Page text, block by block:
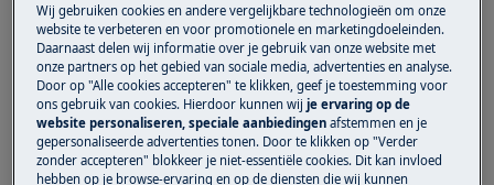
Wees altijd voorzichtig bij het verplaatsen van
apparaten. Voor zware apparaten is het het
Wij gebruiken cookies en andere vergelijkbare technologieën om onze
website te verbeteren en voor promotionele en marketingdoeleinden.
Daarnaast delen wij informatie over je gebruik van onze website met
onze partners op het gebied van sociale media, advertenties en analyse.
Door op "Alle cookies accepteren" te klikken, geef je toestemming voor
ons gebruik van cookies. Hierdoor kunnen wijje ervaring op de
website personaliseren, speciale aanbiedingen afstemmen en je
gepersonaliseerde advertenties tonen. Door te klikken op "Verder
zonder accepteren" blokkeer je niet-essentiële cookies. Dit kan invloed
hebben op je browse-ervaring en op de diensten die wij kunnen